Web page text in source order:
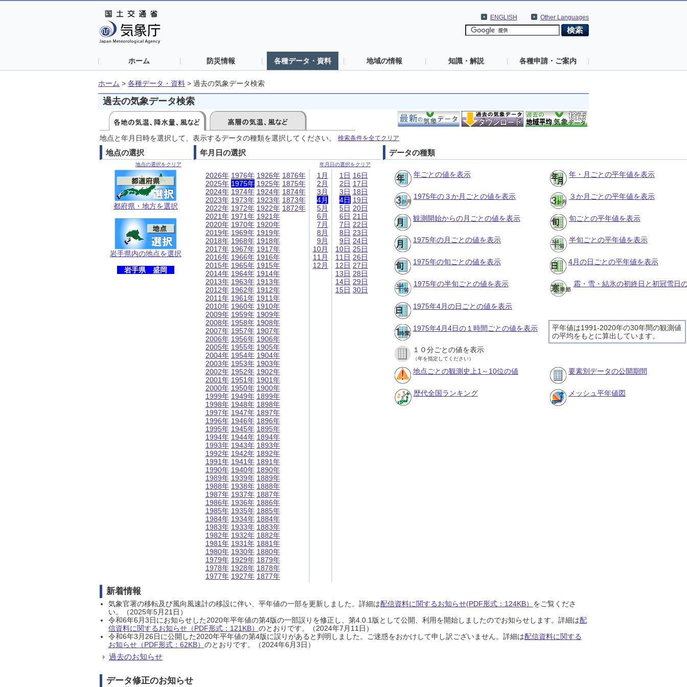
Other Languages
ENGLISH
ホーム 防災情報 各種データ・資料 地域の情報 知識・解説 各種申請・ご案内
ホーム > 各種データ・資料 > 過去の気象データ検索
過去の気象データ検索
地点と年月日時を選択して、表示するデータの種類を選択してください。 検索条件を全てクリア
地点の選択
地点の選択をクリア
都府県・地方を選択
岩手県内の地点を選択
岩手県 盛岡
年月日の選択
年月日の選択をクリア
2026年
2025年
2024年
2023年
2022年
2021年
2020年
2019年
2018年
2017年
2016年
2015年
2014年
2013年
2012年
2011年
2010年
2009年
2008年
2007年
2006年
2005年
2004年
2003年
2002年
2001年
2000年
1999年
1998年
1997年
1996年
1995年
1994年
1993年
1992年
1991年
1990年
1989年
1988年
1987年
1986年
1985年
1984年
1983年
1982年
1981年
1980年
1979年
1978年
1977年
1976年
1975年
1974年
1973年
1972年
1971年
1970年
1969年
1968年
1967年
1966年
1965年
1964年
1963年
1962年
1961年
1960年
1959年
1958年
1957年
1956年
1955年
1954年
1953年
1952年
1951年
1950年
1949年
1948年
1947年
1946年
1945年
1944年
1943年
1942年
1941年
1940年
1939年
1938年
1937年
1936年
1935年
1934年
1933年
1932年
1931年
1930年
1929年
1928年
1927年
1926年
1925年
1924年
1923年
1922年
1921年
1920年
1919年
1918年
1917年
1916年
1915年
1914年
1913年
1912年
1911年
1910年
1909年
1908年
1907年
1906年
1905年
1904年
1903年
1902年
1901年
1900年
1899年
1898年
1897年
1896年
1895年
1894年
1893年
1892年
1891年
1890年
1889年
1888年
1887年
1886年
1885年
1884年
1883年
1882年
1881年
1880年
1879年
1878年
1877年
1876年
1875年
1874年
1873年
1872年
1月
2月
3月
4月
5月
6月
7月
8月
9月
10月
11月
12月
1日
2日
3日
4日
5日
6日
7日
8日
9日
10日
11日
12日
13日
14日
15日
16日
17日
18日
19日
20日
21日
22日
23日
24日
25日
26日
27日
28日
29日
30日
データの種類
年ごとの値を表示 年・月ごとの平年値を表示
1975年の３か月ごとの値を表示 ３か月ごとの平年値を表示
観測開始からの月ごとの値を表示 旬ごとの平年値を表示
1975年の月ごとの値を表示 半旬ごとの平年値を表示
1975年の旬ごとの値を表示 4月の日ごとの平年値を表示
1975年の半旬ごとの値を表示 霜・雪・結氷の初終日と初冠雪日
1975年4月の日ごとの値を表示
平年値は1991-2020年の30年間の観測値
の平均をもとに算出しています。
1975年4月4日の１時間ごとの値を表示
１０分ごとの値を表示
（年を指定してください）
地点ごとの観測史上1～10位の値 要素別データの公開期間
歴代全国ランキング メッシュ平年値図
新着情報
気象官署の移転及び風向風速計の移設に伴い、平年値の一部を更新しました。詳細は配信資料に関するお知らせ(PDF形式：124KB） をご覧くださ
い。（2025年5月21日）
令和6年6月3日にお知らせした2020年平年値の第4版の一部誤りを修正し、第4.0.1版として公開、利用を開始しましたのでお知らせします。詳細は配
信資料に関するお知らせ（PDF形式：121KB） のとおりです。（2024年7月11日）
令和6年3月26日に公開した2020年平年値の第4版に誤りがあると判明しました。ご迷惑をおかけして申し訳ございません。詳細は配信資料に関する
お知らせ（PDF形式：62KB） のとおりです。（2024年6月3日）
過去のお知らせ
データ修正のお知らせ